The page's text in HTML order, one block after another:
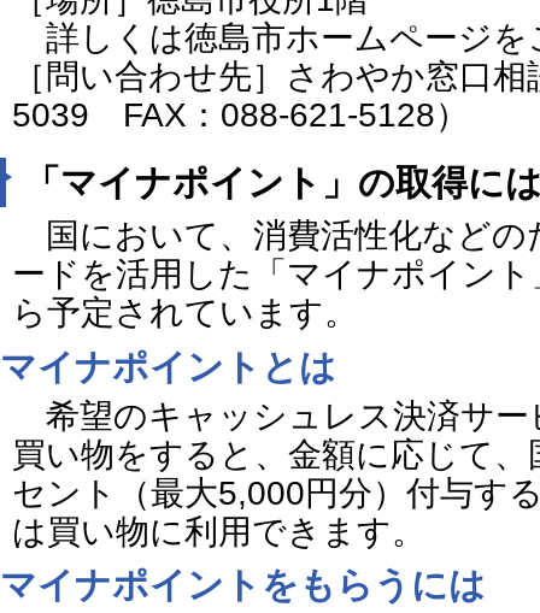
詳しくは徳島市ホームページを
［問い合わせ先］さわやか窓口
5039 FAX：088-621-5128）
「マイナポイント」の取得に
国において、消費活性化などの
ードを活用した「マイナポイン
ら予定されています。
マイナポイントとは
希望のキャッシュレス決済サー
買い物をすると、金額に応じて
セント（最大5,000円分）付与す
は買い物に利用できます。
マイナポイントをもらうには